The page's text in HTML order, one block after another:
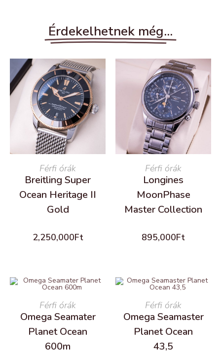
Érdekelhetnek még...
READ MORE
Férfi órák
Breitling Super
Ocean Heritage II
Gold
2,250,000Ft
READ MORE
Férfi órák
Longines
MoonPhase
Master Collection
895,000Ft
READ MORE
Férfi órák
Omega Seamater
Planet Ocean
600m
READ MORE
Férfi órák
Omega Seamaster
Planet Ocean
43,5